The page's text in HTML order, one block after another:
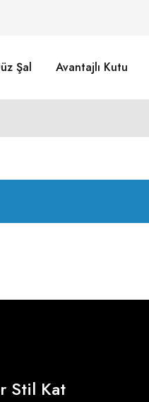
Şal Avantajlı Kutu
Stil Kat